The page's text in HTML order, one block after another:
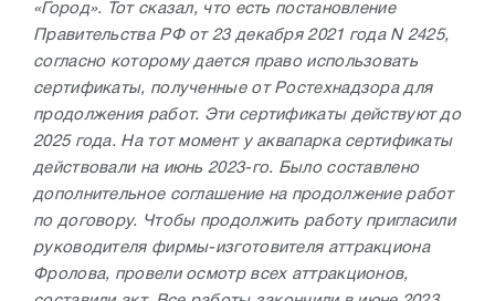
«Город». Тот сказал, что есть постановление
Правительства РФ от 23 декабря 2021 года N 2425,
согласно которому дается право использовать
сертификаты, полученные от Ростехнадзора для
продолжения работ. Эти сертификаты действуют до
2025 года. На тот момент у аквапарка сертификаты
действовали на июнь 2023-го. Было составлено
дополнительное соглашение на продолжение работ
по договору. Чтобы продолжить работу пригласили
руководителя фирмы-изготовителя аттракциона
Фролова, провели осмотр всех аттракционов,